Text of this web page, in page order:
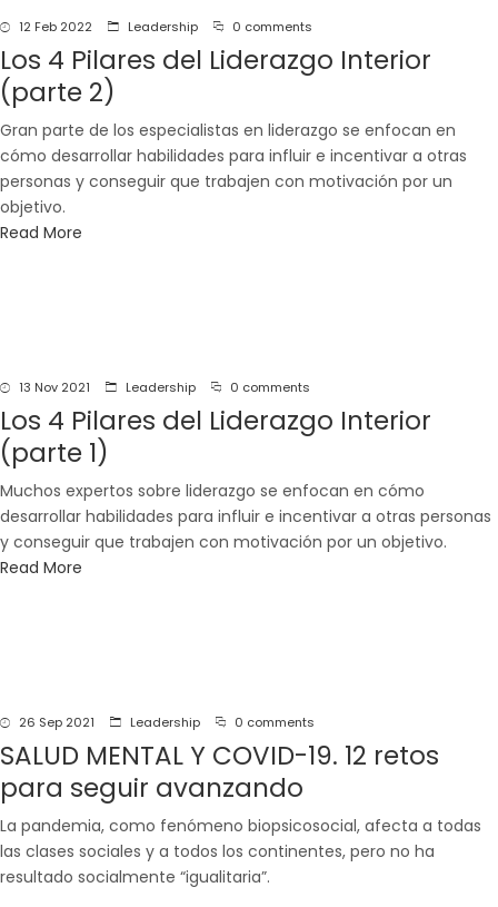
12 Feb 2022 Leadership 0 comments
Los 4 Pilares del Liderazgo Interior
(parte 2)
Gran parte de los especialistas en liderazgo se enfocan en
cómo desarrollar habilidades para influir e incentivar a otras
personas y conseguir que trabajen con motivación por un
objetivo.
Read More
13 Nov 2021 Leadership 0 comments
Los 4 Pilares del Liderazgo Interior
(parte 1)
Muchos expertos sobre liderazgo se enfocan en cómo
desarrollar habilidades para influir e incentivar a otras personas
y conseguir que trabajen con motivación por un objetivo.
Read More
26 Sep 2021 Leadership 0 comments
SALUD MENTAL Y COVID-19. 12 retos
para seguir avanzando
La pandemia, como fenómeno biopsicosocial, afecta a todas
las clases sociales y a todos los continentes, pero no ha
resultado socialmente “igualitaria”.